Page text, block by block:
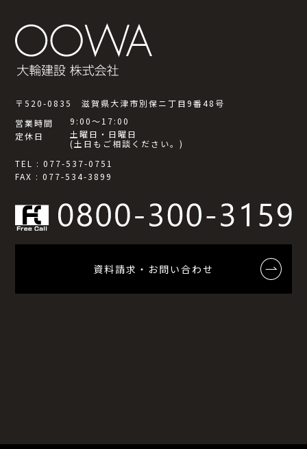
〒520-0835 滋賀県大津市別保ニ丁目9番48号
営業時間
9:00～17:00
定休日
土曜日・日曜日
(土日もご相談ください。)
TEL : 077-537-0751
FAX : 077-534-3899
資料請求・お問い合わせ